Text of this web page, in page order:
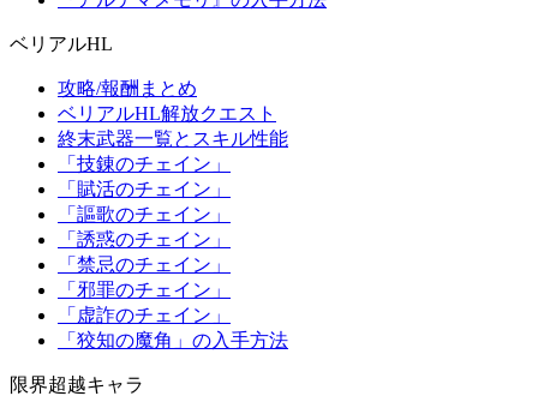
ベリアルHL
攻略/報酬まとめ
ベリアルHL解放クエスト
終末武器一覧とスキル性能
「技錬のチェイン」
「賦活のチェイン」
「謳歌のチェイン」
「誘惑のチェイン」
「禁忌のチェイン」
「邪罪のチェイン」
「虚詐のチェイン」
「狡知の魔角」の入手方法
限界超越キャラ